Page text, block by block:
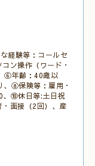
経験等：コールセ
ン操作（ワード・
⑥年齢：40歳以
⑧保険等：雇用・
⑩休日等:土日祝
面接（2回）、産